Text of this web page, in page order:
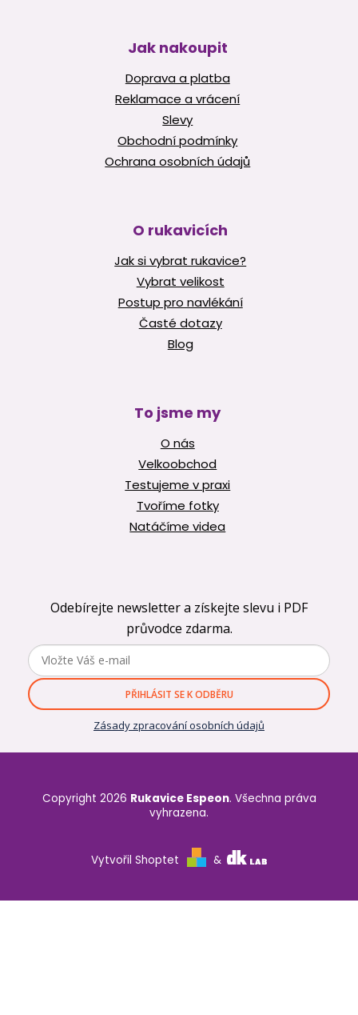
Jak nakoupit
Doprava a platba
Reklamace a vrácení
Slevy
Obchodní podmínky
Ochrana osobních údajů
O rukavicích
Jak si vybrat rukavice?
Vybrat velikost
Postup pro navlékání
Časté dotazy
Blog
To jsme my
O nás
Velkoobchod
Testujeme v praxi
Tvoříme fotky
Natáčíme videa
Odebírejte newsletter a získejte slevu i PDF
průvodce zdarma.
PŘIHLÁSIT SE K ODBĚRU
Zásady zpracování osobních údajů
Vytvořil Shoptet &
Copyright 2026 Rukavice Espeon. Všechna práva
vyhrazena.